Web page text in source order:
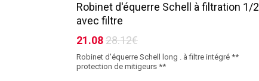
Robinet d'équerre Schell à filtration 1/2
avec filtre
21.0828.12€
Robinet d'équerre Schell long . à filtre intégré **
protection de mitigeurs **